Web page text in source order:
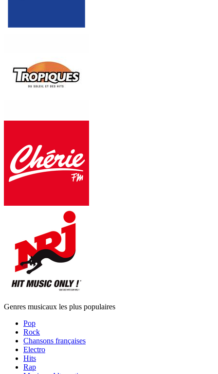
Genres musicaux les plus populaires
Pop
Rock
Chansons françaises
Electro
Hits
Rap